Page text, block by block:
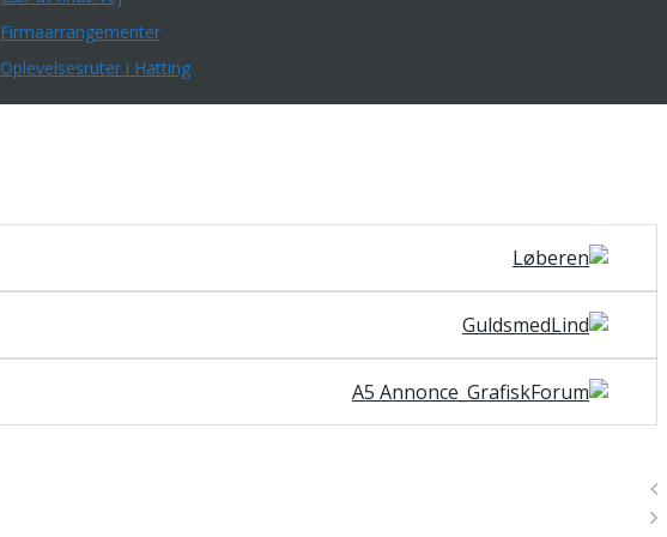
Firmaarrangementer
Oplevelsesruter i Hatting